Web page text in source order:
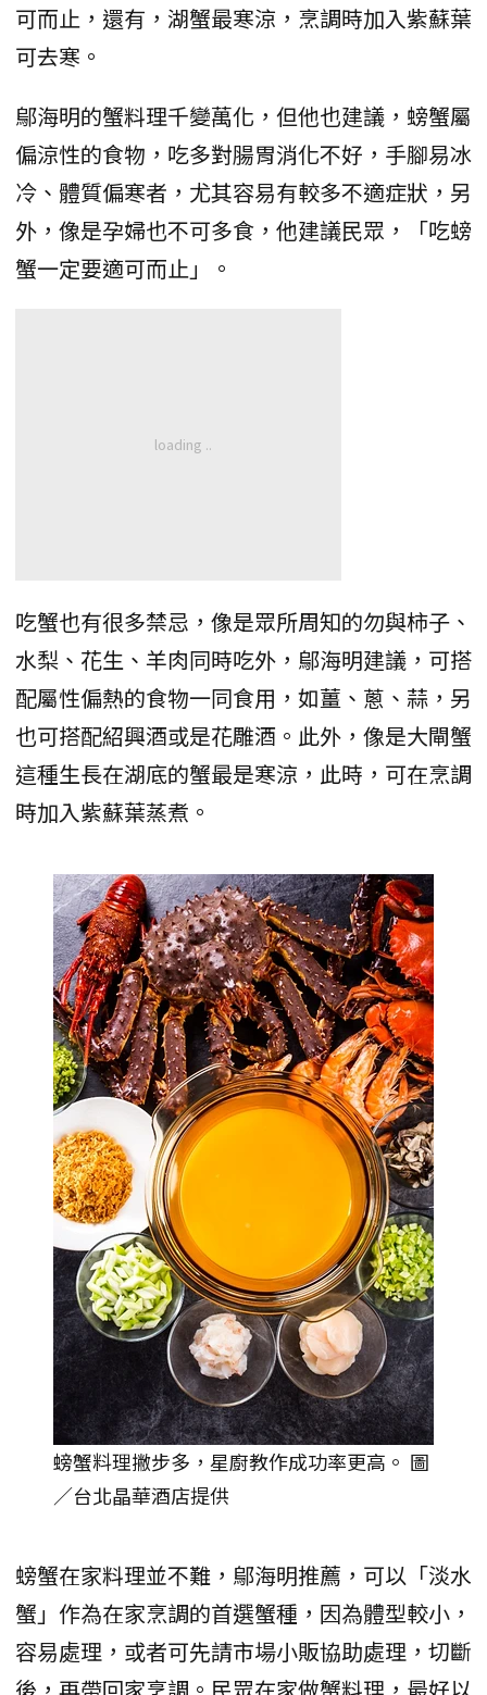
可而止，還有，湖蟹最寒涼，烹調時加入紫蘇葉
可去寒。
鄔海明的蟹料理千變萬化，但他也建議，螃蟹屬
偏涼性的食物，吃多對腸胃消化不好，手腳易冰
冷、體質偏寒者，尤其容易有較多不適症狀，另
外，像是孕婦也不可多食，他建議民眾，「吃螃
蟹一定要適可而止」。
吃蟹也有很多禁忌，像是眾所周知的勿與柿子、
水梨、花生、羊肉同時吃外，鄔海明建議，可搭
配屬性偏熱的食物一同食用，如薑、蔥、蒜，另
也可搭配紹興酒或是花雕酒。此外，像是大閘蟹
這種生長在湖底的蟹最是寒涼，此時，可在烹調
時加入紫蘇葉蒸煮。
螃蟹料理撇步多，星廚教作成功率更高。 圖
／台北晶華酒店提供
螃蟹在家料理並不難，鄔海明推薦，可以「淡水
蟹」作為在家烹調的首選蟹種，因為體型較小，
容易處理，或者可先請市場小販協助處理，切斷
後，再帶回家烹調。民眾在家做蟹料理，最好以